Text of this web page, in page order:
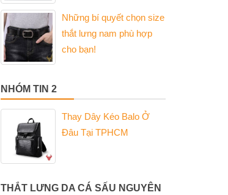
Những bí quyết chọn size
thắt lưng nam phù hợp
cho bạn!
NHÓM TIN 2
Thay Dây Kéo Balo Ở
Đâu Tại TPHCM
THẮT LƯNG DA CÁ SẤU NGUYÊN